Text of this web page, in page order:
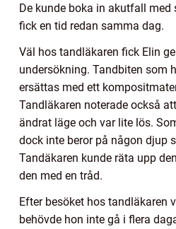
De kunde boka in akutfall med
fick en tid redan samma dag.
Väl hos tandläkaren fick Elin
undersökning. Tandbiten som
ersättas med ett
Tandläkaren noterade också
ändrat läge och var lite lös.
dock inte beror på någon djup
Tandäkaren kunde räta upp
den med en tråd.
Efter besöket hos tandläkaren
behövde hon inte gå i flera